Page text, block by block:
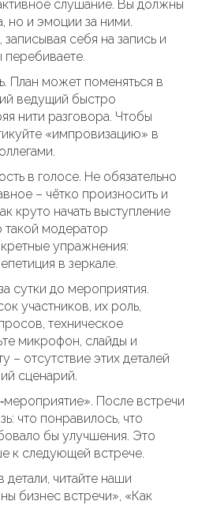
слушание. Вы должны
но и эмоции за ними.
себя на запись и
перебиваете.
План может поменяться в
ведущий быстро
нити разговора. Чтобы
«импровизацию» в
в голосе. Не обязательно
– чётко произносить и
круто начать выступление
такой модератор
упражнения:
в зеркале.
сутки до мероприятия.
участников, их роль,
техническое
микрофон, слайды и
– отсутствие этих деталей
сценарий.
После встречи
что понравилось, что
бы улучшения. Это
к следующей встрече.
детали, читайте наши
бизнес встречи», «Как